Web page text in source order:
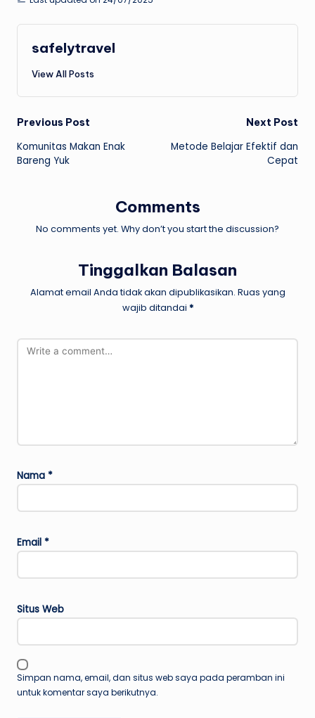
safelytravel
View All Posts
Post
navigation
Previous Post
Komunitas Makan Enak
Bareng Yuk
Next Post
Metode Belajar Efektif dan
Cepat
Comments
No comments yet. Why don’t you start the discussion?
Tinggalkan Balasan
Alamat email Anda tidak akan dipublikasikan. Ruas yang
wajib ditandai *
Nama *
Email *
Situs Web
Simpan nama, email, dan situs web saya pada peramban ini
untuk komentar saya berikutnya.